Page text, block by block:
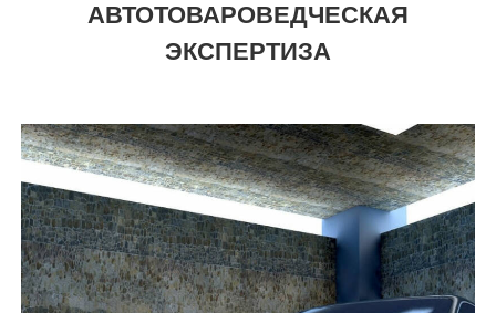
АВТОТОВАРОВЕДЧЕСКАЯ
ЭКСПЕРТИЗА